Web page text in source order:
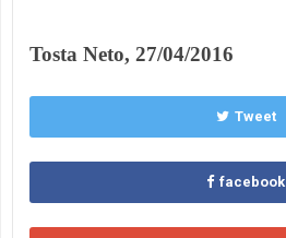
Tosta Neto, 27/04/2016
Tweet
facebook